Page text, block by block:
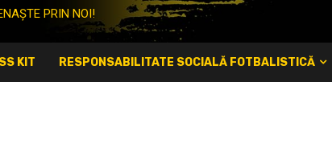
PRIN NOI!
KIT RESPONSABILITATE SOCIALĂ FOTBALISTICĂ